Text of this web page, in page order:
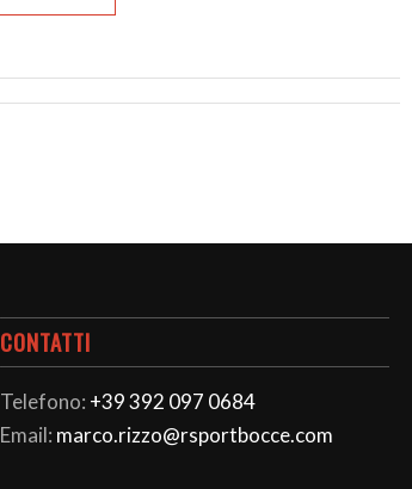
CONTATTI
Telefono: +39 392 097 0684
Email: marco.rizzo@rsportbocce.com